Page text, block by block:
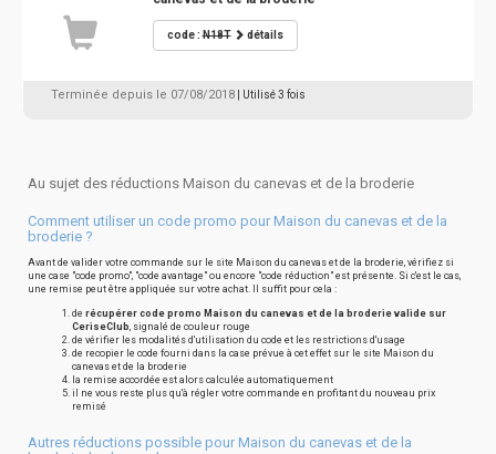
code :N18T détails
Terminée depuis le 07/08/2018 | Utilisé 3 fois
Au sujet des réductions Maison du canevas et de la broderie
Comment utiliser un code promo pour Maison du canevas et de la
broderie ?
Avant de valider votre commande sur le site Maison du canevas et de la broderie, vérifiez si
une case "code promo", "code avantage" ou encore "code réduction" est présente. Si c'est le cas,
une remise peut être appliquée sur votre achat. Il suffit pour cela :
de récupérer code promo Maison du canevas et de la broderie valide sur
CeriseClub, signalé de couleur rouge
de vérifier les modalités d'utilisation du code et les restrictions d'usage
de recopier le code fourni dans la case prévue à cet effet sur le site Maison du
canevas et de la broderie
la remise accordée est alors calculée automatiquement
il ne vous reste plus qu'à régler votre commande en profitant du nouveau prix
remisé
Autres réductions possible pour Maison du canevas et de la